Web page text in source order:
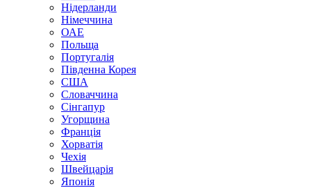
Нідерланди
Німеччина
ОАЕ
Польща
Португалія
Південна Корея
США
Словаччина
Сінгапур
Угорщина
Франція
Хорватія
Чехія
Швейцарія
Японія